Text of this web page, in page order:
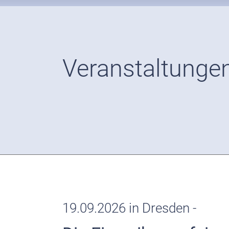
19.09.2026 in Dresden -